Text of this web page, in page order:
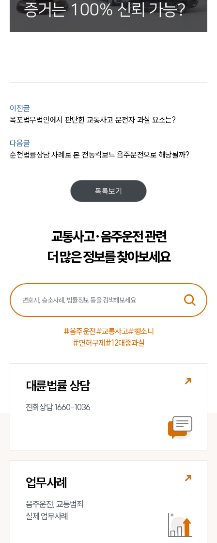
팀소개
팀소개
글로벌 파트너 로펌
고객의 소리
AI대륜
주요 업무사례
고객후기
음주교통사고대응부 업무
이전글
목포법무법인에서 판단한 교통사고 운전자 과실 요소는?
다음글
순천법률상담 사례로 본 전동킥보드 음주운전으로 해당될까?
목록보기
교통사고·음주운전 관련
더 많은 정보를 찾아보세요
#음주운전#교통사고#뺑소니
#면허구제 #12대중과실
대륜법률 상담
전화상담 1660-1036
업무사례
음주운전, 교통범죄
실제 업무사례